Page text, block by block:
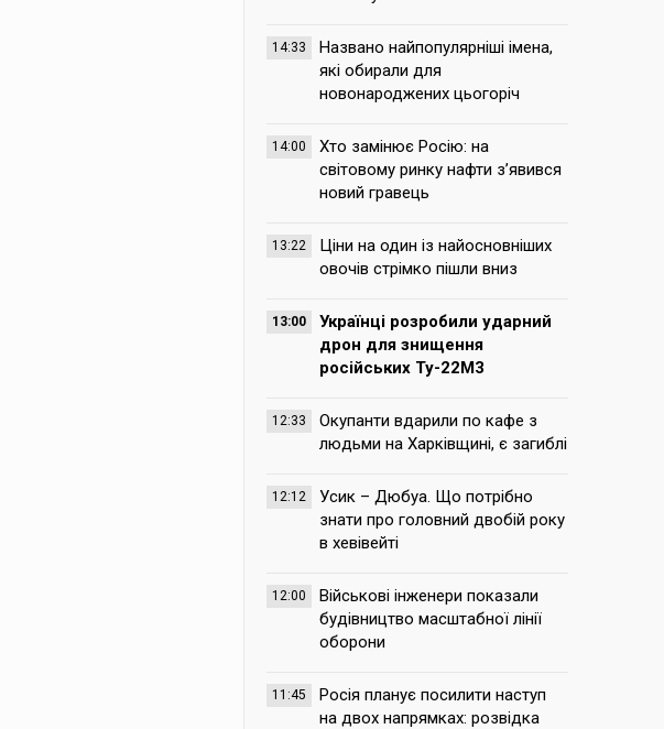
14:33
Названо найпопулярніші імена,
які обирали для
новонароджених цьогоріч
14:00
Хто замінює Росію: на
світовому ринку нафти з’явився
новий гравець
13:22
Ціни на один із найосновніших
овочів стрімко пішли вниз
13:00
Українці розробили ударний
дрон для знищення
російських Ту-22М3
12:33
Окупанти вдарили по кафе з
людьми на Харківщині, є загиблі
12:12
Усик – Дюбуа. Що потрібно
знати про головний двобій року
в хевівейті
12:00
Військові інженери показали
будівництво масштабної лінії
оборони
11:45
Росія планує посилити наступ
на двох напрямках: розвідка